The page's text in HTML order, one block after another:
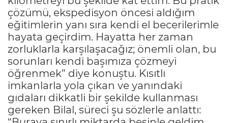
çözümü, ekspedisyon öncesi aldığım
eğitimlerin yanı sıra kendi el becerilerimle
hayata geçirdim. Hayatta her zaman
zorluklarla karşılaşacağız; önemli olan, bu
sorunları kendi başımıza çözmeyi
öğrenmek” diye konuştu. Kısıtlı
imkanlarla yola çıkan ve yanındaki
gıdaları dikkatli bir şekilde kullanması
gereken Bilal, süreci şu sözlerle anlattı: